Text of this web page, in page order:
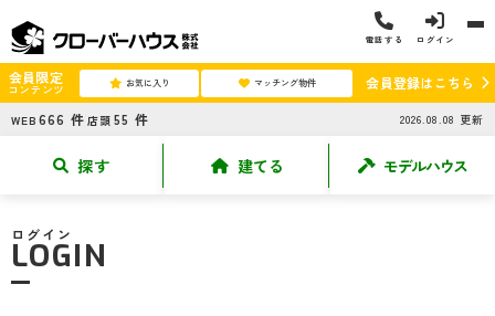
電話する ログイン
会員限定
コンテンツ お気に入り マッチング物件 会員登録はこちら
WEB 666 件 店頭 55 件 2026.08.08 更新
探す 建てる モデルハウス
ログイン
LOGIN